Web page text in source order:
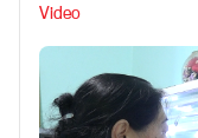
Video